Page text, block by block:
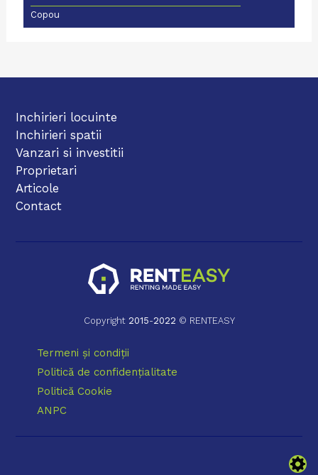
Copou
Inchirieri locuinte
Inchirieri spatii
Vanzari si investitii
Proprietari
Articole
Contact
Copyright 2015-2022 © RENTEASY
Termeni și condiții
Politică de confidențialitate
Politică Cookie
ANPC